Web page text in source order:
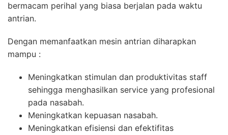
bermacam perihal yang biasa berjalan pada waktu
antrian.
Dengan memanfaatkan mesin antrian diharapkan
mampu :
Meningkatkan stimulan dan produktivitas staff
sehingga menghasilkan service yang profesional
pada nasabah.
Meningkatkan kepuasan nasabah.
Meningkatkan efisiensi dan efektifitas